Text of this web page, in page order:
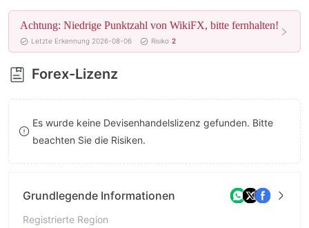
5
6
7
8
9
3
4
5
6
7
8
3
4
5
6
7
8
Achtung: Niedrige Punktzahl von WikiFX, bitte fernhalten!
Letzte Erkennung 2026-08-06 Risiko 2
Forex-Lizenz
Es wurde keine Devisenhandelslizenz gefunden. Bitte
beachten Sie die Risiken.
Grundlegende Informationen
Registrierte Region